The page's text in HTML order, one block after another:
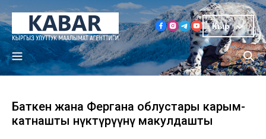
Кыр
Баткен жана Фергана облустары карым-
катнашты өнүктүрүүнү макулдашты